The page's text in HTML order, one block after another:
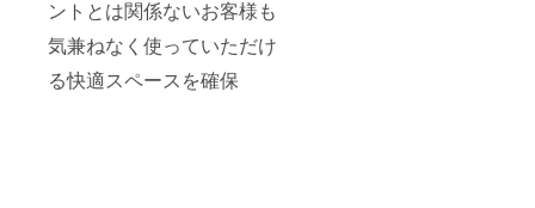
ントとは関係ないお客様も
気兼ねなく使っていただけ
る快適スペースを確保